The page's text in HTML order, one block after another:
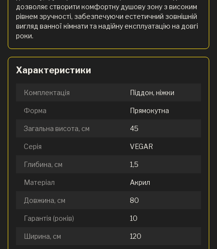
дозволяє створити комфортну душову зону з високим
рівнем зручності, забезпечуючи естетичний зовнішній
вигляд ванної кімнати та надійну експлуатацію на довгі
роки.
Характеристики
Комплектація Піддон, ніжки
Форма Прямокутна
Загальна висота, см 45
Серія VEGAR
Глибина, см 1,5
Матеріал Акрил
Довжина, см 80
Гарантія (років) 10
Ширина, см 120